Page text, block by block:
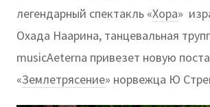
легендарный спектакль «Хора»
Охада Наарина, танцевальная
musicAeterna привезет новую
«Землетрясение» норвежца Ю